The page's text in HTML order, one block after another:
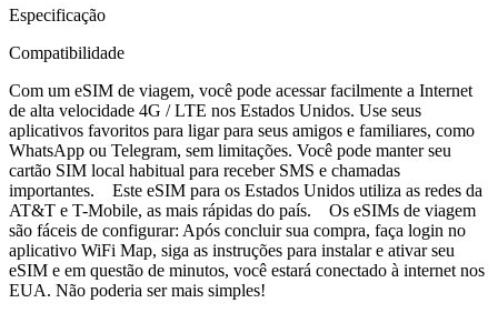
Especificação
Compatibilidade
Com um eSIM de viagem, você pode acessar facilmente a Internet
de alta velocidade 4G / LTE nos Estados Unidos. Use seus
aplicativos favoritos para ligar para seus amigos e familiares, como
WhatsApp ou Telegram, sem limitações. Você pode manter seu
cartão SIM local habitual para receber SMS e chamadas
importantes. Este eSIM para os Estados Unidos utiliza as redes da
AT&T e T-Mobile, as mais rápidas do país. Os eSIMs de viagem
são fáceis de configurar: Após concluir sua compra, faça login no
aplicativo WiFi Map, siga as instruções para instalar e ativar seu
eSIM e em questão de minutos, você estará conectado à internet nos
EUA. Não poderia ser mais simples!